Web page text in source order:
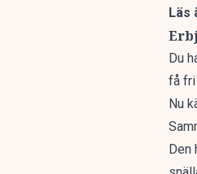
Läs
Du
få fri
Nu
Den